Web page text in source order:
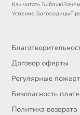
Как читать Библию
Успение Богородицы
Договор оферты
Регулярные
Безопасность
Политика возврата